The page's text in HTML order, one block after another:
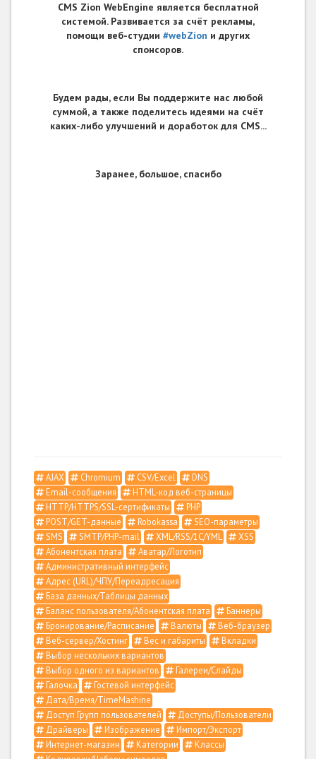
CMS Zion WebEngine является бесплатной
системой. Развивается за счёт рекламы,
помощи веб-студии #webZion и других
спонсоров.
Будем рады, если Вы поддержите нас любой
суммой, а также поделитесь идеями на счёт
каких-либо улучшений и доработок для CMS...
Заранее, большое, спасибо
AJAX Chromium CSV/Excel
DNS
Email-сообщения
HTML-код веб-страницы
HTTP/HTTPS/SSL-сертификаты
PHP
POST/GET-данные
Robokassa
SEO-параметры
SMS
SMTP/PHP-mail XML/RSS/1С/YML
XSS
Абонентская плата
Аватар/Логотип
Административный интерфейс
Адрес (URL)/ЧПУ/Переадресация
База данных/Таблицы данных
Баланс пользователя/Абонентская плата
Баннеры
Бронирование/Расписание
Валюты
Веб-браузер
Веб-сервер/Хостинг
Вес и габариты
Вкладки
Выбор нескольких вариантов
Выбор одного из вариантов
Галереи/Слайды
Галочка
Гостевой интерфейс
Дата/Время/TimeMashine
Доступ Групп пользователей
Доступы/Пользователи
Драйверы
Изображение
Импорт/Экспорт
Интернет-магазин
Категории
Классы